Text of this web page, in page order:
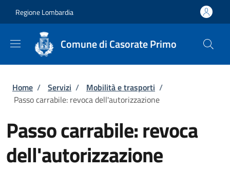
Regione Lombardia
Comune di Casorate Primo
Briciole di pane
Home / Servizi / Mobilità e trasporti /
Passo carrabile: revoca dell'autorizzazione
Passo carrabile: revoca
dell'autorizzazione